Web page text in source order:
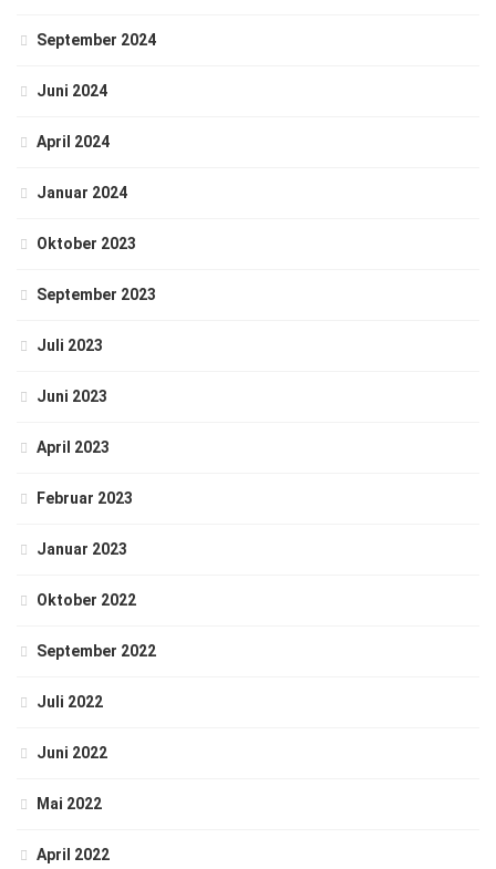
September 2024
Juni 2024
April 2024
Januar 2024
Oktober 2023
September 2023
Juli 2023
Juni 2023
April 2023
Februar 2023
Januar 2023
Oktober 2022
September 2022
Juli 2022
Juni 2022
Mai 2022
April 2022